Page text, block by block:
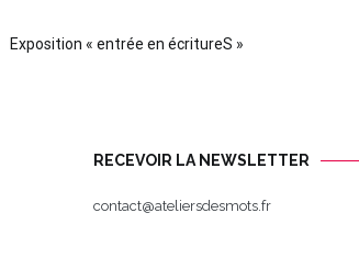
Exposition « entrée en écritureS »
RECEVOIR LA NEWSLETTER
contact@ateliersdesmots.fr